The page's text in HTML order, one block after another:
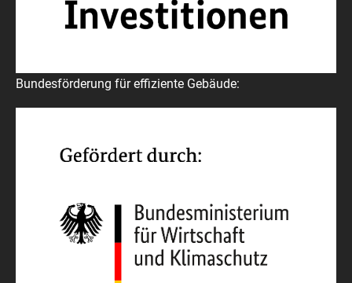
Bundesförderung für effiziente Gebäude: